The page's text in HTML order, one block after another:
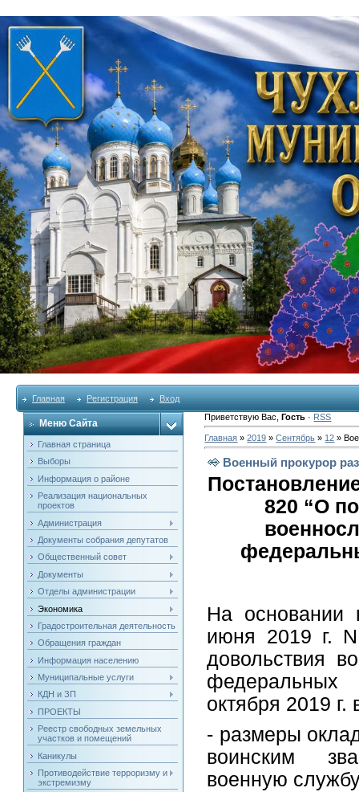
Главная Регистрация Вход
Меню Сайта
Главная страница
Выборы
Информация о районе
Реализация национальных
проектов
Администрация
Документы собрания депутатов
Общественный совет
Документы
Отделы администрации
Экономика
Градостроительная деятельность
Обращения граждан
Информация населению
Муниципальные услуги
КДН и ЗП
ПРОЕКТЫ
Реестр свободных земельных
участков и помещений
Каникулы
Противодействие терроризму и
экстремизму
Приветствую Вас ,Гость · RSS
Главная »2019 » Сентябрь » 12 »
Военный прокурор
820 “О
На основании
июня 2019
довольствия
федеральных
октября 2019
- размеры
воинским
военную